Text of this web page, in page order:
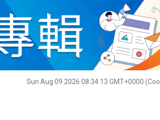
Sun Aug 09 2026 08:34:15 GMT+0000
影片 名家榜 灼見活動 關於